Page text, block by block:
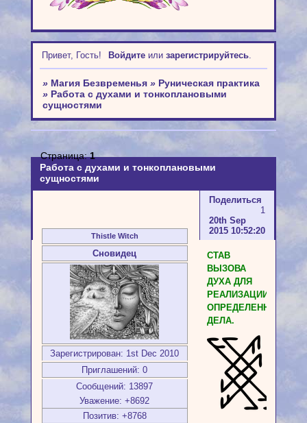
Привет, Гость! Войдитеили зарегистрируйтесь.
» Магия Безвременья » Руническая практика
» Работа с духами и тонкоплановыми
сущностями
Работа с духами и тонкоплановыми
сущностями
Страница:1
Поделиться
1
20th Sep
2015 10:52:20
Thistle Witch
Сновидец
Зарегистрирован: 1st Dec 2010
Приглашений: 0
Сообщений: 13897
Уважение: +8692
Позитив: +8768
СТАВ
ВЫЗОВА
ДУХА ДЛЯ
РЕАЛИЗАЦИИ
ОПРЕДЕЛЕННОГО
ДЕЛА.